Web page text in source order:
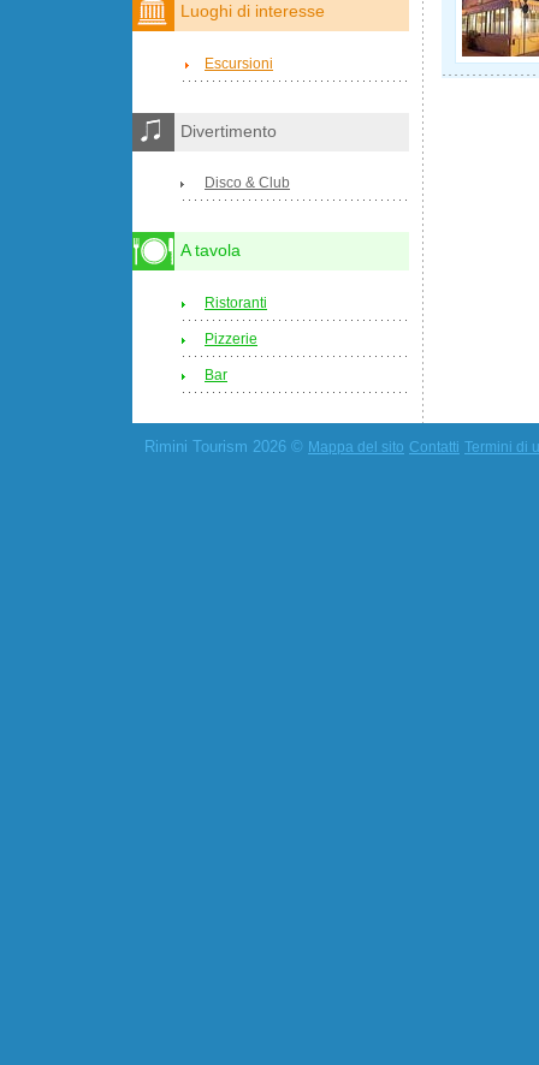
Luoghi di interesse
Escursioni
Divertimento
Disco & Club
A tavola
Ristoranti
Pizzerie
Bar
Rimini Tourism 2026 © Mappa del sito Contatti Termini di